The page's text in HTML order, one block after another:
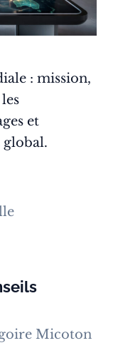
: mission,
et
Micoton